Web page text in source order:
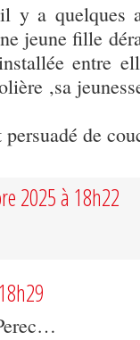
y a quelques
jeune fille
entre
,sa
de
2025 à 18h22